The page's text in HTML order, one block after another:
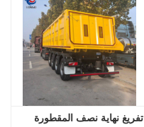
تفريغ نهاية نصف المقطورة